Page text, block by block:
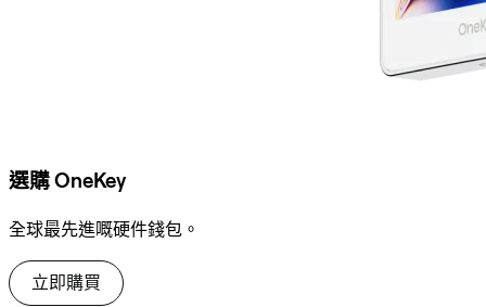
選購 OneKey
全球最先進嘅硬件錢包。
立即購買